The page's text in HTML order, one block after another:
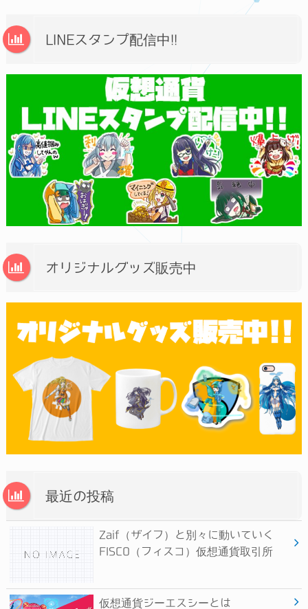
LINEスタンプ配信中!!
オリジナルグッズ販売中
最近の投稿
Zaif（ザイフ）と別々に動いていく
FISCO（フィスコ）仮想通貨取引所
仮想通貨ジーエスシーとは